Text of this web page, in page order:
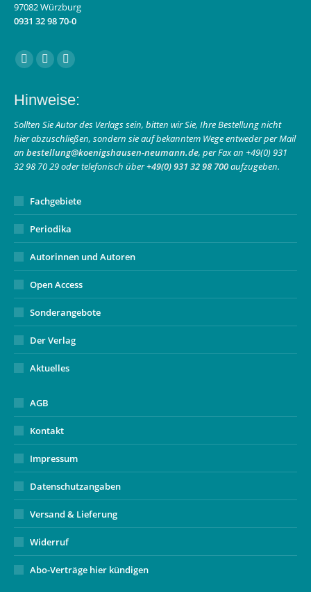
97082 Würzburg
0931 32 98 70-0
Finden Sie uns auf:
Facebook
opens
in
new
window
Instagram
opens
in
new
window
E-
page
opens
in
new
window
Hinweise:
Sollten Sie Autor des Verlags sein, bitten wir Sie, Ihre Bestellung nicht
hier abzuschließen, sondern sie auf bekanntem Wege entweder per Mail
an bestellung@koenigshausen-neumann.de, per Fax an +49(0) 931
32 98 70 29 oder telefonisch über+49(0) 931 32 98 700aufzugeben.
Fachgebiete
Periodika
Autorinnen und Autoren
Open Access
Sonderangebote
Der Verlag
Aktuelles
AGB
Kontakt
Impressum
Datenschutzangaben
Versand & Lieferung
Widerruf
Abo-Verträge hier kündigen